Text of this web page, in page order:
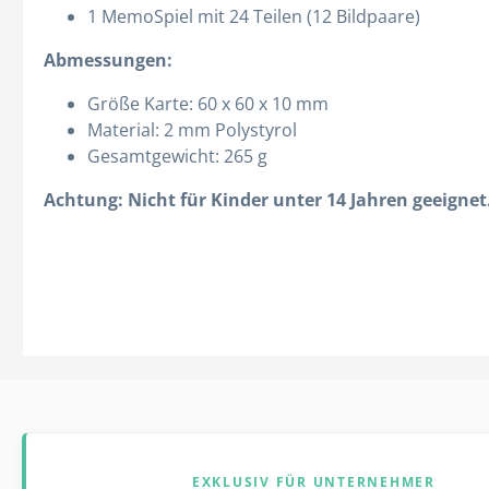
1 MemoSpiel mit 24 Teilen (12 Bildpaare)
Abmessungen:
Größe Karte: 60 x 60 x 10 mm
Material: 2 mm Polystyrol
Gesamtgewicht: 265 g
Achtung: Nicht für Kinder unter 14 Jahren
EXKLUSIV FÜR UNTERNEHMER